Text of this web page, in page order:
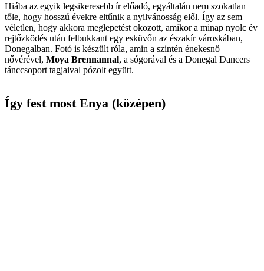
Hiába az egyik legsikeresebb ír előadó, egyáltalán nem szokatlan
tőle, hogy hosszú évekre eltűnik a nyilvánosság elől. Így az sem
véletlen, hogy akkora meglepetést okozott, amikor a minap nyolc év
rejtőzködés után felbukkant egy esküvőn az északír városkában,
Donegalban. Fotó is készült róla, amin a szintén énekesnő
nővérével, Moya Brennannal, a sógorával és a Donegal Dancers
tánc­csoport tagjaival pózolt együtt.
Így fest most Enya (középen)